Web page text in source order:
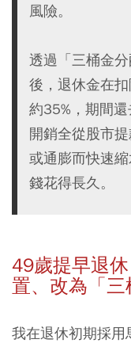
風險。
透過「三桶金
後，退休金在
約35%，期間
開銷全從股市
或通膨而快速
錢花得長久。
49歲提早退
置、改為「三
我在退休初期採用